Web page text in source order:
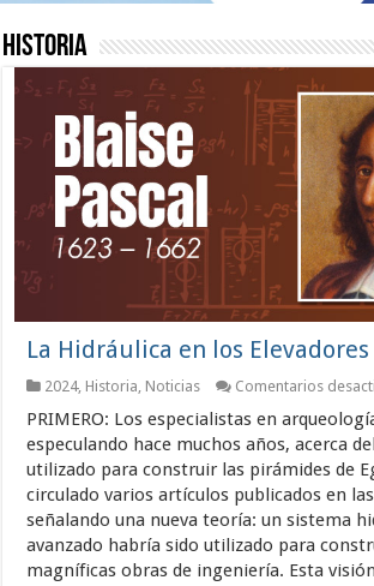
Historia
La Hidráulica en los Elevadores
2024, Historia Noticias Comentarios
PRIMERO: Los especialistas en
especulando hace muchos años, acerca
utilizado para construir las pirámides de
circulado varios artículos publicados en
señalando una nueva teoría: un sistema
avanzado habría sido utilizado para
magníficas obras de ingeniería. Esta